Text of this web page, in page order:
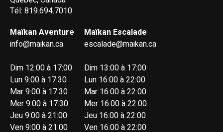
Tél: 819.694.7010
Maïkan Aventure
info@maikan.ca
Dim 12:00 à 17:00
Lun 9:00 à 17:30
Mar 9:00 à 17:30
Mer 9:00 à 17:30
Jeu 9:00 à 21:00
Ven 9:00 à 21:00
Maïkan Escalade
escalade@maikan.ca
Dim 13:00 à 17:00
Lun 16:00 à 22:00
Mar 16:00 à 22:00
Mer 16:00 à 22:00
Jeu 16:00 à 22:00
Ven 16:00 à 22:00